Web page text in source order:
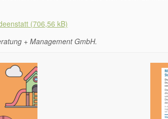
+ Management GmbH.